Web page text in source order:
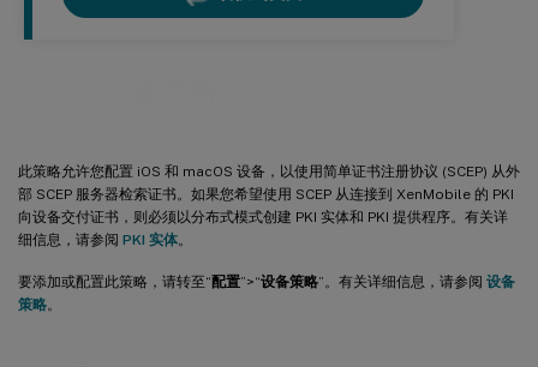
此策略允许您配置 iOS 和 macOS 设备，以使用简单证书注册协议 (SCEP) 从外
部 SCEP 服务器检索证书。如果您希望使用 SCEP 从连接到 XenMobile 的 PKI
向设备交付证书，则必须以分布式模式创建 PKI 实体和 PKI 提供程序。有关详
细信息，请参阅 PKI 实体。
要添加或配置此策略，请转至“配置”>“设备策略”。有关详细信息，请参阅 设备
策略。